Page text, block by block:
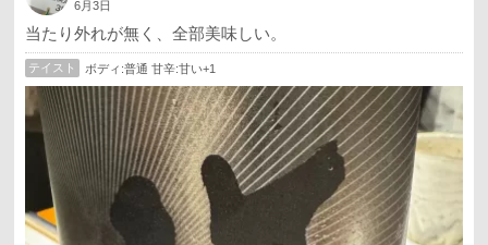
6月3日
当たり外れが無く、全部美味しい。
テイスト ボディ:普通 甘辛:甘い+1